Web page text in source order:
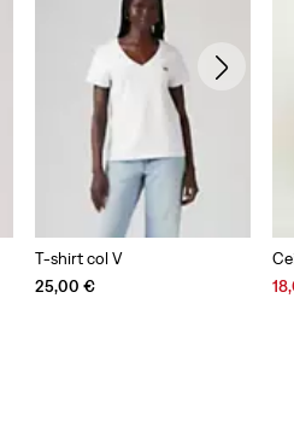
T-shirt col V
25,00 €